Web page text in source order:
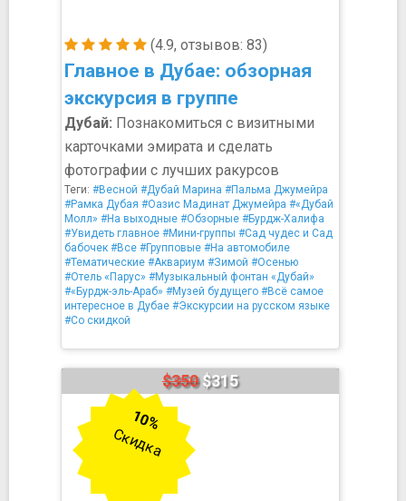
(4.9, отзывов: 83)
Главное в Дубае: обзорная
экскурсия в группе
Дубай: Познакомиться с визитными
карточками эмирата и сделать
фотографии с лучших ракурсов
Теги: #Весной #Дубай Марина #Пальма Джумейра
#Рамка Дубая #Оазис Мадинат Джумейра #«Дубай
Молл» #На выходные #Обзорные #Бурдж-Халифа
#Увидеть главное #Мини-группы #Сад чудес и Сад
бабочек #Все #Групповые #На автомобиле
#Тематические #Аквариум #Зимой #Осенью
#Отель «Парус» #Музыкальный фонтан «Дубай»
#«Бурдж-эль-Араб» #Музей будущего #Всё самое
интересное в Дубае #Экскурсии на русском языке
#Со скидкой
$350$315
10%
Скидка